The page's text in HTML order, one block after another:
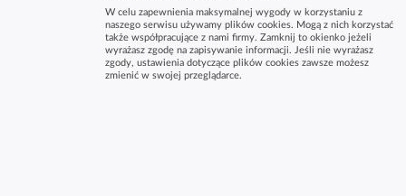
W celu zapewnienia maksymalnej wygody w korzystaniu z
naszego serwisu używamy plików cookies. Mogą z nich korzystać
także współpracujące z nami firmy. Zamknij to okienko jeżeli
wyrażasz zgodę na zapisywanie informacji. Jeśli nie wyrażasz
zgody, ustawienia dotyczące plików cookies zawsze możesz
zmienić w swojej przeglądarce.